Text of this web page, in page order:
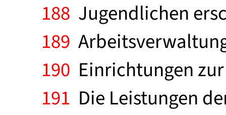
188 Jugendlichen
189
190 Einrichtungen
191 Die Leistungen